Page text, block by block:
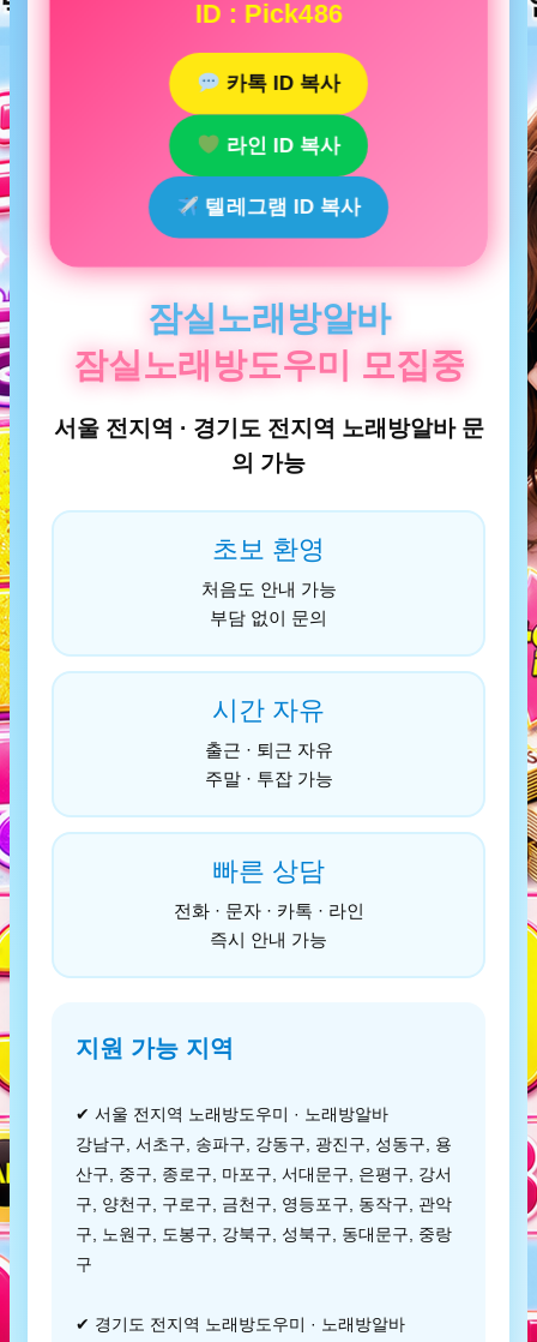
ID : Pick486
카톡 ID 복사
라인 ID 복사
텔레그램 ID 복사
잠실노래방알바
잠실노래방도우미 모집중
서울 전지역 · 경기도 전지역 노래방알바 문
의 가능
초보 환영
처음도 안내 가능
부담 없이 문의
시간 자유
출근 · 퇴근 자유
주말 · 투잡 가능
빠른 상담
전화 · 문자 · 카톡 · 라인
즉시 안내 가능
지원 가능 지역
✔ 서울 전지역 노래방도우미 · 노래방알바
강남구, 서초구, 송파구, 강동구, 광진구, 성동구, 용
산구, 중구, 종로구, 마포구, 서대문구, 은평구, 강서
구, 양천구, 구로구, 금천구, 영등포구, 동작구, 관악
구, 노원구, 도봉구, 강북구, 성북구, 동대문구, 중랑
구
✔ 경기도 전지역 노래방도우미 · 노래방알바